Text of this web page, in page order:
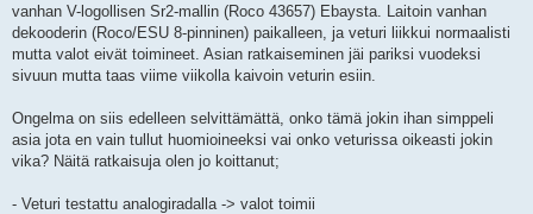
vanhan V-logollisen Sr2-mallin (Roco 43657) Ebaysta. Laitoin vanhan
dekooderin (Roco/ESU 8-pinninen) paikalleen, ja veturi liikkui normaalisti
mutta valot eivät toimineet. Asian ratkaiseminen jäi pariksi vuodeksi
sivuun mutta taas viime viikolla kaivoin veturin esiin.
Ongelma on siis edelleen selvittämättä, onko tämä jokin ihan simppeli
asia jota en vain tullut huomioineeksi vai onko veturissa oikeasti jokin
vika? Näitä ratkaisuja olen jo koittanut;
- Veturi testattu analogiradalla -> valot toimii